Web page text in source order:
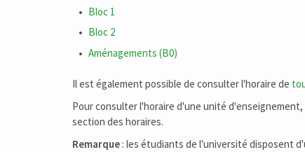
Bloc 1
Bloc 2
Aménagements (B0)
Il est également possible de consulter l'horaire de
Pour consulter l'horaire d'une unité
section des horaires.
Remarque : les étudiants de l'université disposent